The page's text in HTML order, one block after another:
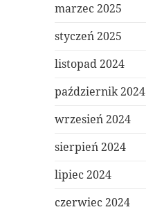
marzec 2025
styczeń 2025
listopad 2024
październik 2024
wrzesień 2024
sierpień 2024
lipiec 2024
czerwiec 2024